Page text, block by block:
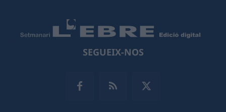
SEGUEIX-NOS